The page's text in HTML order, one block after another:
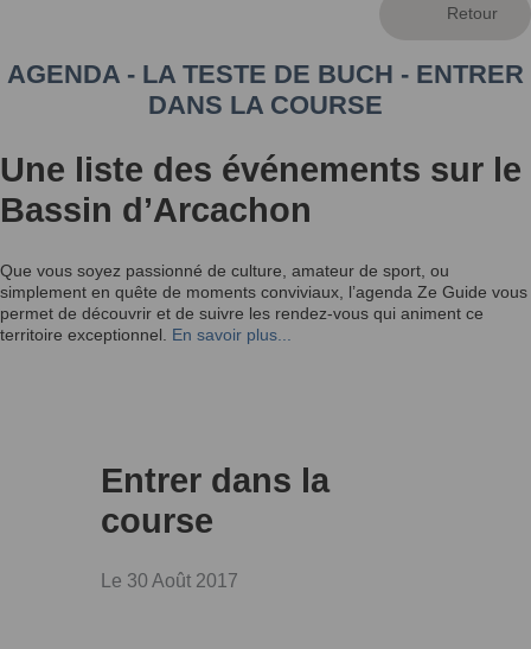
AGENDA - LA TESTE DE BUCH - ENTRER
DANS LA COURSE
Une liste des événements sur le
Bassin d’Arcachon
Que vous soyez passionné de culture, amateur de sport, ou
simplement en quête de moments conviviaux, l’agenda Ze Guide vous
permet de découvrir et de suivre les rendez-vous qui animent ce
territoire exceptionnel. En savoir plus...
Entrer dans la
course
Le 30 Août 2017